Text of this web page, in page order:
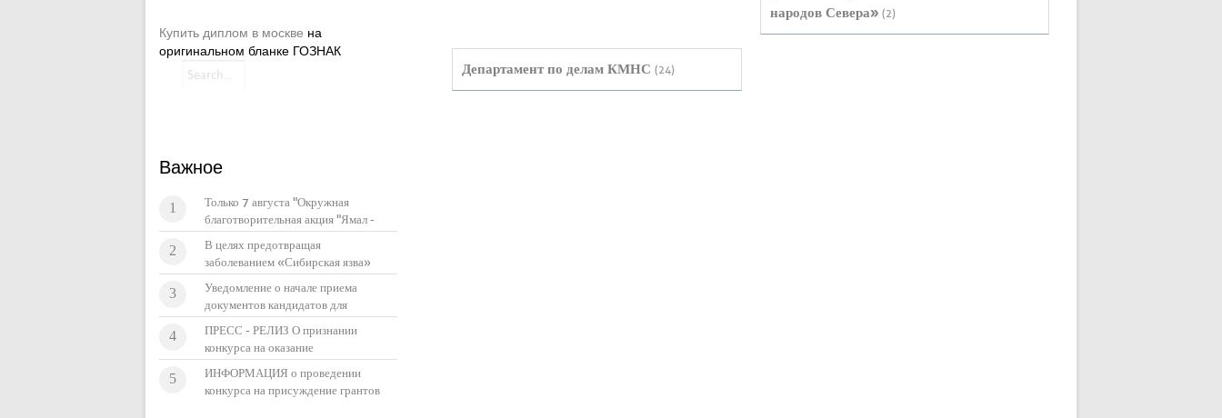
народов Севера» (2)
Департамент по делам КМНС (24)
Купить диплом в москве на
оригинальном бланке ГОЗНАК
Важное
1
Только 7 августа "Окружная
благотворительная акция "Ямал -
2
В целях предотвращая
заболеванием «Сибирская язва»
ознакомиться с памяткой.
3
Уведомление о начале приема
документов кандидатов для
Общественного совета при
департаменте по делам коренных
малочисленных народов Севера
Ямало-Ненецкого автономного
4
ПРЕСС - РЕЛИЗ О признании
конкурса на оказание
области фольклора в 2016 году
несостоявшимся
5
ИНФОРМАЦИЯ о проведении
конкурса на присуждение грантов